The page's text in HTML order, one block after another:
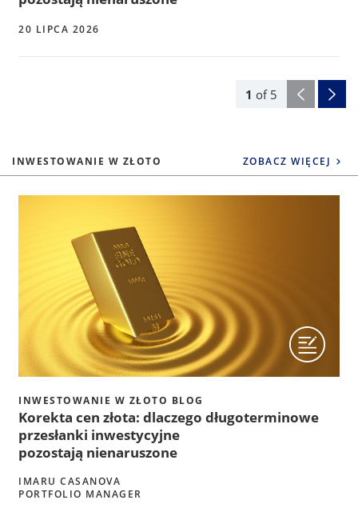
1 of 5
20 LIPCA 2026
INWESTOWANIE W ZŁOTO ZOBACZ WIĘCEJ
INWESTOWANIE W ZŁOTO BLOG
Korekta cen złota: dlaczego długoterminowe
przesłanki inwestycyjne
pozostają nienaruszone
IMARU CASANOVA
PORTFOLIO MANAGER